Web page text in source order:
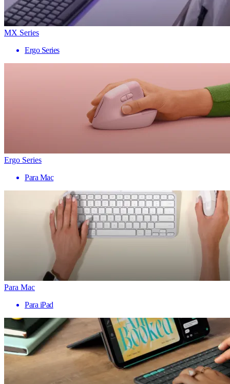
MX Series
Ergo Series
Ergo Series
Para Mac
Para Mac
Para iPad